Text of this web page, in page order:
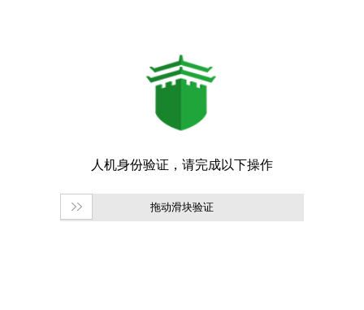
拖动滑块验证